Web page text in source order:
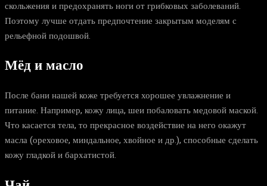
скольжения и предохранять ноги от грибковых заболеваний.
Поэтому лучше отдать предпочтение закрытым моделям с
рельефной подошвой.
Мёд и масло
После бани нашей коже требуется хорошее увлажнение и
питание. Например, кожу лица, шеи побаловать медовой маской.
Что касается тела, то прекрасное воздействие на него окажут
масла (ореховое, миндальное, хвойное и др.), способные сделать
кожу гладкой и бархатистой.